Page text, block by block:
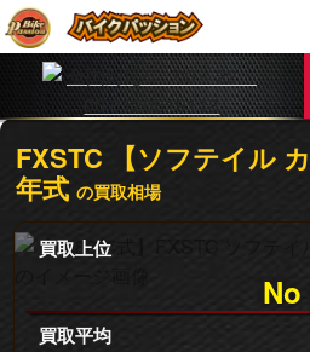
FXSTC 【ソフテイル
年式の買取相場
買取上位
No
買取平均